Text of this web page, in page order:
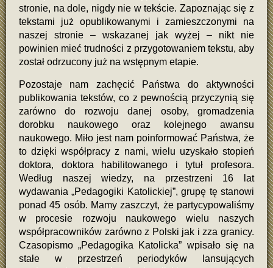
stronie, na dole, nigdy nie w tekście. Zapoznając się z
tekstami już opublikowanymi i zamieszczonymi na
naszej stronie – wskazanej jak wyżej – nikt nie
powinien mieć trudności z przygotowaniem tekstu, aby
został odrzucony już na wstępnym etapie.
Pozostaje nam zachęcić Państwa do aktywności
publikowania tekstów, co z pewnością przyczynią się
zarówno do rozwoju danej osoby, gromadzenia
dorobku naukowego oraz kolejnego awansu
naukowego. Miło jest nam poinformować Państwa, że
to dzięki współpracy z nami, wielu uzyskało stopień
doktora, doktora habilitowanego i tytuł profesora.
Według naszej wiedzy, na przestrzeni 16 lat
wydawania „Pedagogiki Katolickiej”, grupę tę stanowi
ponad 45 osób. Mamy zaszczyt, że partycypowaliśmy
w procesie rozwoju naukowego wielu naszych
współpracowników zarówno z Polski jak i zza granicy.
Czasopismo „Pedagogika Katolicka” wpisało się na
stałe w przestrzeń periodyków lansujących